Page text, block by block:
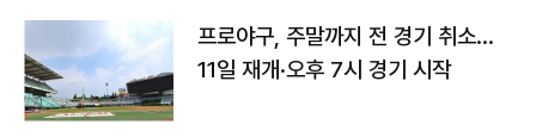
프로야구, 주말까지 전 경기 취소…
11일 재개·오후 7시 경기 시작